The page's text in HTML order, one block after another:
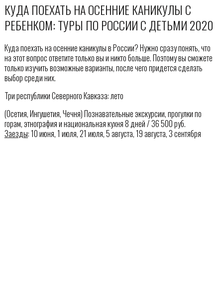
КУДА ПОЕХАТЬ НА ОСЕННИЕ КАНИКУЛЫ С
РЕБЕНКОМ: ТУРЫ ПО РОССИИ С ДЕТЬМИ 2020
Куда поехать на осенние каникулы в России? Нужно сразу понять, что
на этот вопрос ответите только вы и никто больше. Поэтому вы сможете
только изучить возможные варианты, после чего придется сделать
выбор среди них.
Три республики Северного Кавказа: лето
(Осетия, Ингушетия, Чечня) Познавательные экскурсии, прогулки по
горам, этнография и национальная кухня 8 дней / 36 500 руб.
Заезды: 10 июня, 1 июля, 21 июля, 5 августа, 19 августа, 3 сентября